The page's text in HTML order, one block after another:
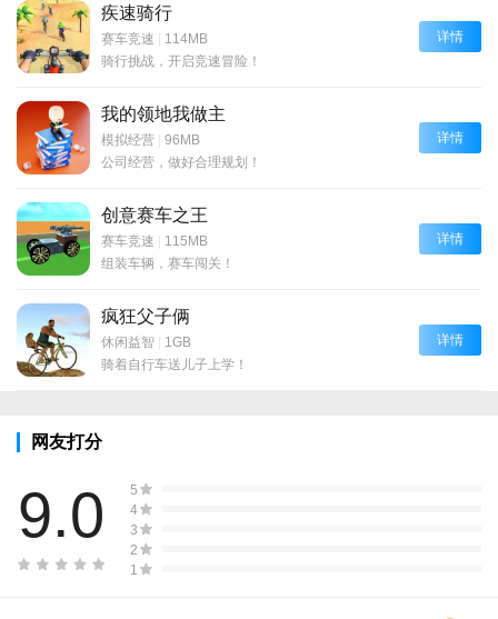
疾速骑行
赛车竞速 | 114MB
骑行挑战，开启竞速冒险！
详情
我的领地我做主
模拟经营 | 96MB
公司经营，做好合理规划！
详情
创意赛车之王
赛车竞速 | 115MB
组装车辆，赛车闯关！
详情
疯狂父子俩
休闲益智 | 1GB
骑着自行车送儿子上学！
详情
网友打分
9.0
5
4
3
2
1